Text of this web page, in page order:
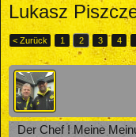
Lukasz
< Zurück 1 2 3 4
Der Chef ! Meine